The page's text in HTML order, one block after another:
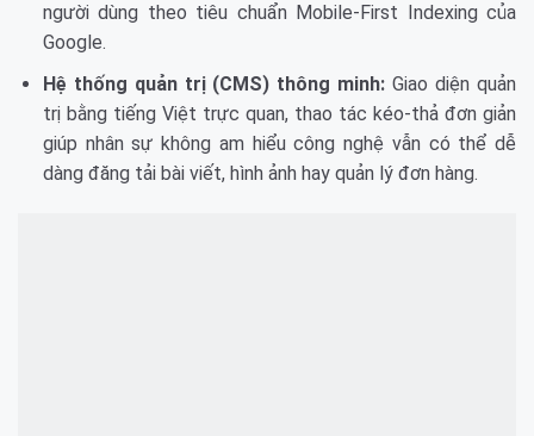
người dùng theo tiêu chuẩn Mobile-First Indexing của
Google.
Hệ thống quản trị (CMS) thông minh: Giao diện quản
trị bằng tiếng Việt trực quan, thao tác kéo-thả đơn giản
giúp nhân sự không am hiểu công nghệ vẫn có thể dễ
dàng đăng tải bài viết, hình ảnh hay quản lý đơn hàng.